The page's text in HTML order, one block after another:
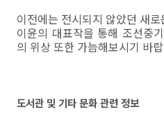
이전에는 전시되지 않았던 새
이윤의 대표작을 통해 조선중
의 위상 또한 가늠해보시기 바
도서관 및 기타 문화 관련 정보